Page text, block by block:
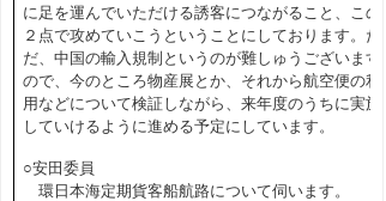
に足を運んでいただける誘客につながること、この
２点で攻めていこうということにしております。た
だ、中国の輸入規制というのが難しゅうございます
ので、今のところ物産展とか、それから航空便の利
用などについて検証しながら、来年度のうちに実施
していけるように進める予定にしています。
○安田委員
環日本海定期貨客船航路について伺います。